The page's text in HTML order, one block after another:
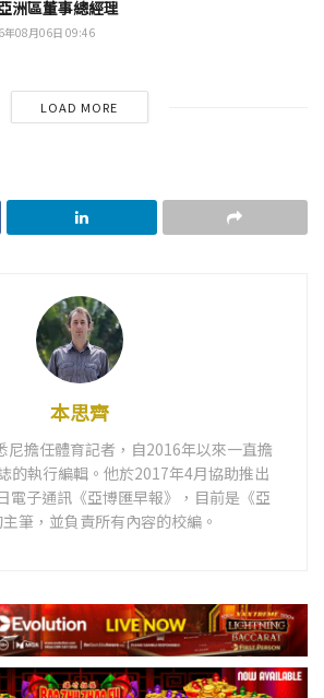
洲區董事總經理
年08月06日 09:46
LOAD MORE
本思齊
尼擔任體育記者，自2016年以來一直擔
的執行編輯。他於2017年4月協助推出
電子通訊《亞博匯早報》，目前是《亞
筆，並負責所有內容的校編。